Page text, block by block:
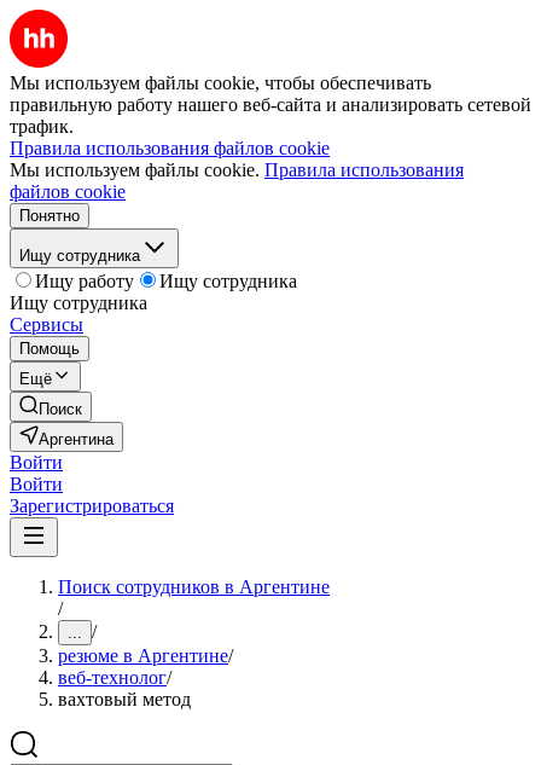
Мы используем файлы cookie, чтобы обеспечивать
правильную работу нашего веб-сайта и анализировать сетевой
трафик.
Правила использования файлов cookie
Мы используем файлы cookie. Правила использования
файлов cookie
Понятно
Ищу сотрудника
Ищу работу
Ищу сотрудника
Ищу сотрудника
Сервисы
Помощь
Ещё
Поиск
Аргентина
Войти
Войти
Зарегистрироваться
Поиск сотрудников в Аргентине
/
... /
резюме в Аргентине/
веб-технолог/
вахтовый метод